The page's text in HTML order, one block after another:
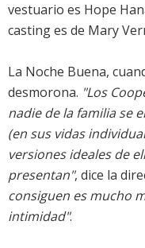
vestuario es Hope
casting es de Mary
La Noche Buena,
desmorona. "Los
nadie de la familia se
(en sus vidas
versiones ideales de
presentan", dice la
consiguen es mucho
intimidad".